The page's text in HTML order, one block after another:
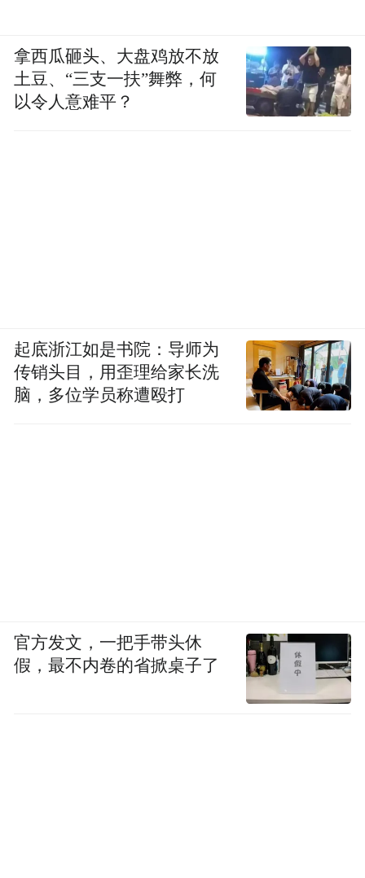
小说，郑桦、京榆编剧，马晓勇联合编剧，
张嘉益、刘浩存、秦海璐、窦骁、翟子路、
王晓晨领衔主演，扈耀之、王海燕特邀主
拿西瓜砸头、大盘鸡放不放
土豆、“三支一扶”舞弊，何
以令人意难平？
起底浙江如是书院：导师为
传销头目，用歪理给家长洗
脑，多位学员称遭殴打
官方发文，一把手带头休
假，最不内卷的省掀桌子了